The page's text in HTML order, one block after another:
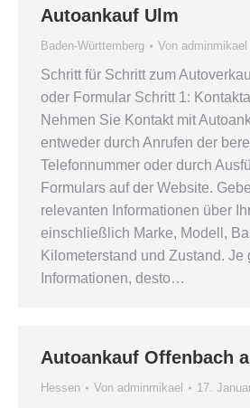
Autoankauf Ulm
Baden-Württemberg Von adminmikael
Schritt für Schritt zum
oder Formular Schritt 1:
Nehmen Sie Kontakt mit
entweder durch Anrufen der
Telefonnummer oder durch
Formulars auf der Website.
relevanten Informationen über
einschließlich Marke, Modell,
Kilometerstand und Zustand. Je
Informationen, desto…
Autoankauf Offenbach
Hessen Von adminmikael 17.